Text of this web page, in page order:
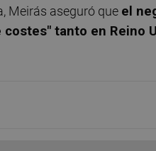
Meirás aseguró que el
tanto en Reino